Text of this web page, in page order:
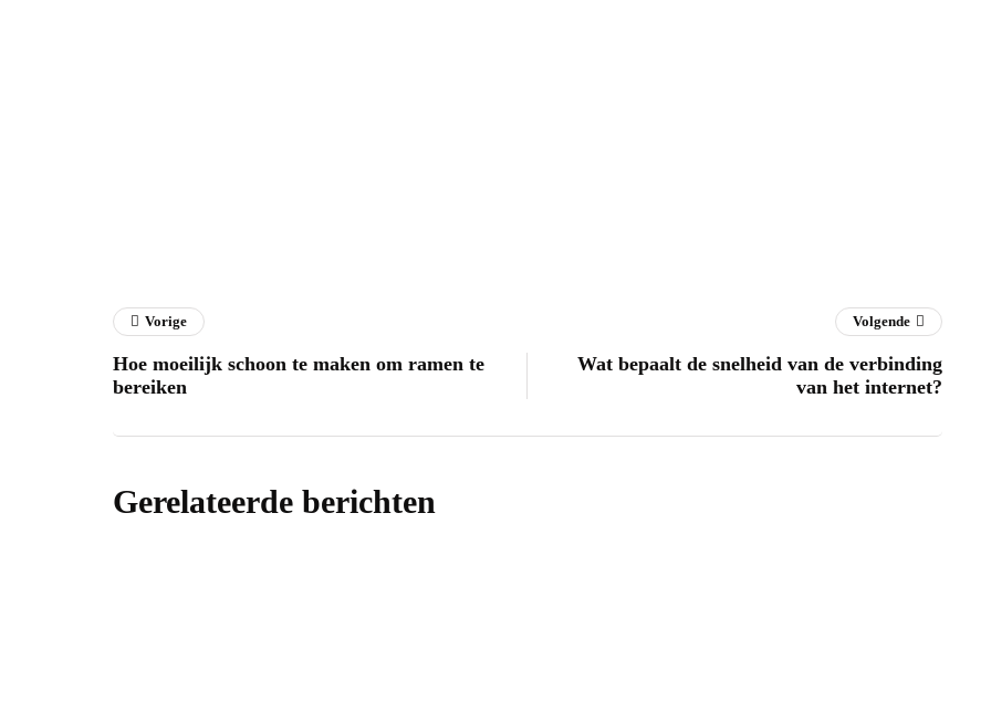
Vorige
Hoe moeilijk schoon te maken om ramen te
bereiken
Volgende
Wat bepaalt de snelheid van de verbinding
van het internet?
Gerelateerde berichten